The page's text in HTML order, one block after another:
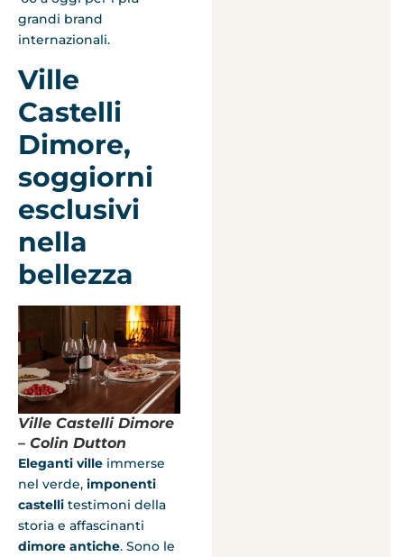
grandi brand
internazionali.
Ville
Castelli
Dimore,
soggiorni
esclusivi
nella
bellezza
Ville Castelli Dimore
– Colin Dutton
Eleganti ville immerse
nel verde, imponenti
castelli testimoni della
storia e affascinanti
dimore antiche. Sono le